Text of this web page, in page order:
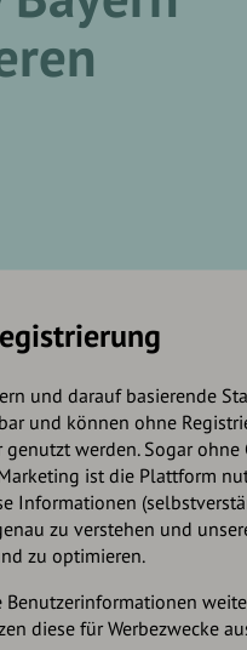
und darauf basierende
und können ohne
werden. Sogar ohne
ist die Plattform
Informationen
zu verstehen und
zu optimieren.
diese für Werbezwecke